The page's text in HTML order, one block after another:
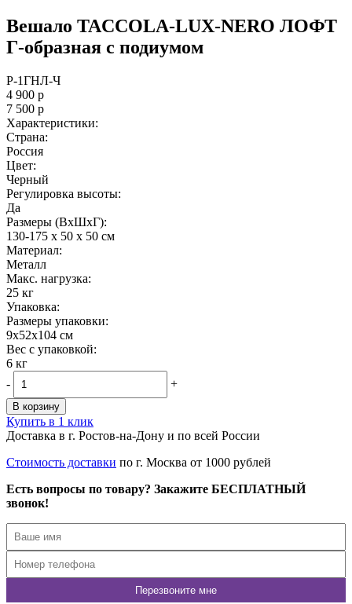
Вешало TACCOLA-LUX-NERO ЛОФТ
Г-образная с подиумом
Р-1ГНЛ-Ч
4 900 р
7 500 р
Характеристики:
Страна:
Россия
Цвет:
Черный
Регулировка высоты:
Да
Размеры (ВxШxГ):
130-175 x 50 x 50 см
Материал:
Металл
Maкс. нагрузка:
25 кг
Упаковка:
Размеры упаковки:
9x52x104 см
Вес с упаковкой:
6 кг
-
+
В корзину
Купить в 1 клик
Доставка в г. Ростов-на-Дону и по всей России
Стоимость доставки по г. Москва от 1000 рублей
Есть вопросы по товару? Закажите БЕСПЛАТНЫЙ
звонок!